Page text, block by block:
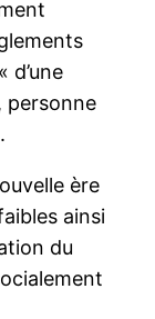
d’une
personne
ère
ainsi
du